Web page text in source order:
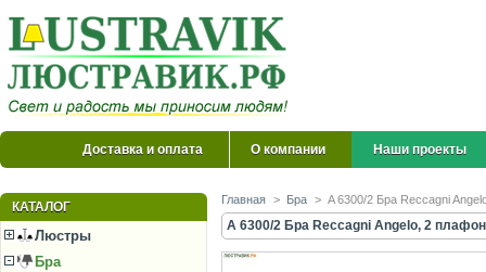
Доставка и оплата О компании Наши проекты
КАТАЛОГ
Люстры
Бра
Главная > Бра > A 6300/2 Бра Reccagni
A 6300/2 Бра Reccagni Angelo, 2